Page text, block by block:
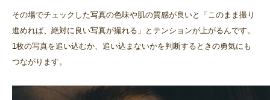
その場でチェックした写真の色味や肌の質感が良いと「このまま撮り
進めれば、絶対に良い写真が撮れる」とテンションが上がるんです。
1枚の写真を追い込むか、追い込まないかを判断するときの勇気にも
つながります。